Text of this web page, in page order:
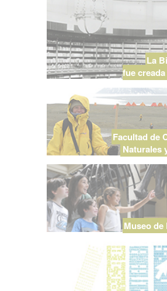
La
fue creada
Facultad de
Naturales
Museo de